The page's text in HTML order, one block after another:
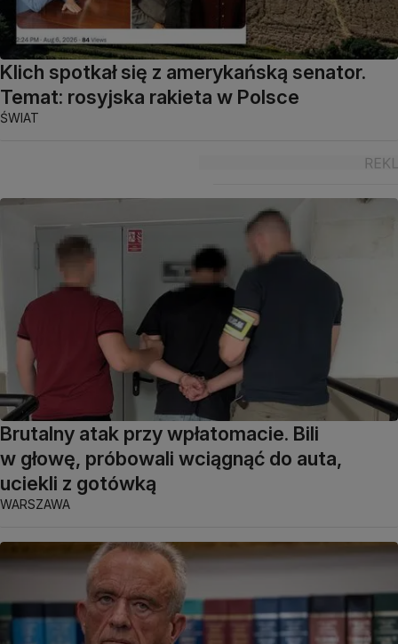
Klich spotkał się z amerykańską senator.
Temat: rosyjska rakieta w Polsce
ŚWIAT
Brutalny atak przy wpłatomacie. Bili
w głowę, próbowali wciągnąć do auta,
uciekli z gotówką
WARSZAWA